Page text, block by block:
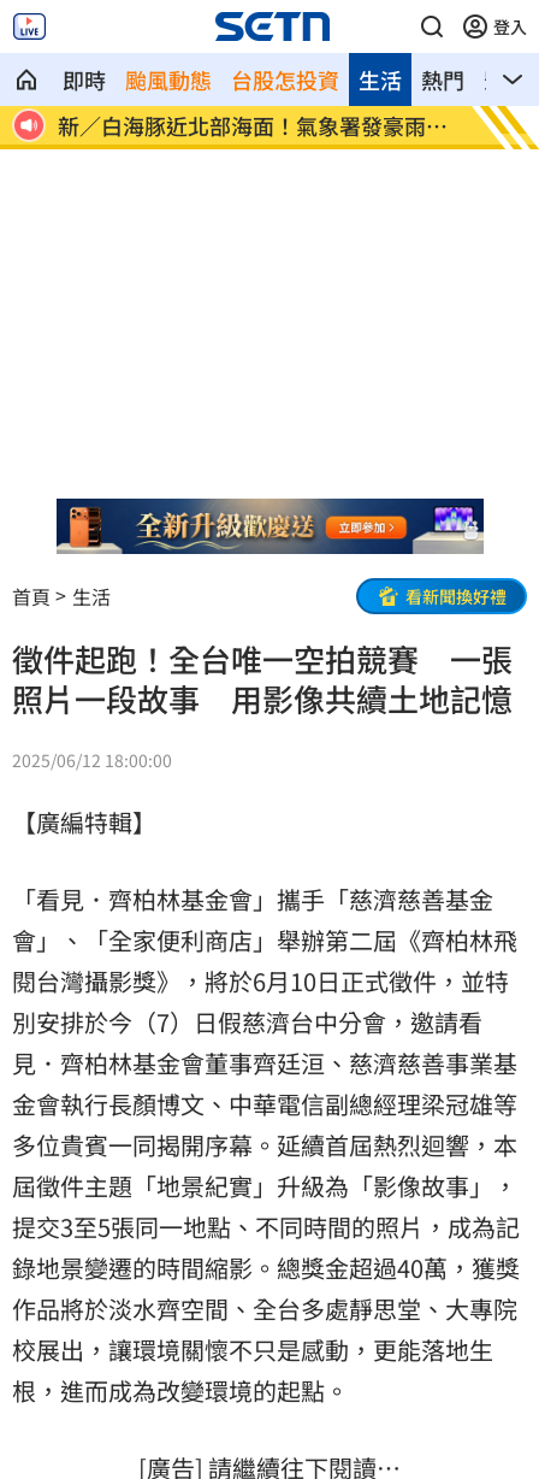
登入
即時 颱風動態 台股怎投資 熱門 影音
生活
特
南電Q2財報公布後 目標價調升 俄軍
首頁 生活 看新聞換好禮
徵件起跑！全台唯一空拍競賽 一張
照片一段故事 用影像共續土地記憶
2025/06/12 18:00:00
【廣編特輯】
「看見．齊柏林基金會」攜手「慈濟慈善基金
會」、「全家便利商店」舉辦第二屆《齊柏林飛
閱台灣攝影獎》，將於6月10日正式徵件，並特
別安排於今（7）日假慈濟台中分會，邀請看
見．齊柏林基金會董事齊廷洹、慈濟慈善事業基
金會執行長顏博文、中華電信副總經理梁冠雄等
多位貴賓一同揭開序幕。延續首屆熱烈迴響，本
屆徵件主題「地景紀實」升級為「影像故事」，
提交3至5張同一地點、不同時間的照片，成為記
錄地景變遷的時間縮影。總獎金超過40萬，獲獎
作品將於淡水齊空間、全台多處靜思堂、大專院
校展出，讓環境關懷不只是感動，更能落地生
根，進而成為改變環境的起點。
[廣告] 請繼續往下閱讀…